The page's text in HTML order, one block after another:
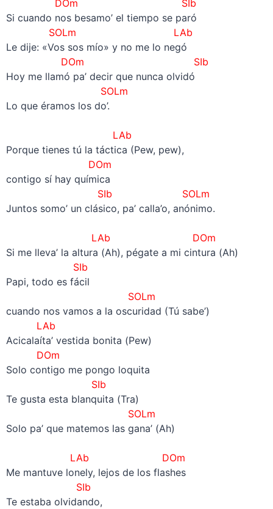
DOm SIb
Si cuando nos besamo’ el tiempo se paró
SOLm LAb
Le dije: «Vos sos mío» y no me lo negó
DOm SIb
Hoy me llamó pa’ decir que nunca olvidó
SOLm
Lo que éramos los do’.
LAb
Porque tienes tú la táctica (Pew, pew),
DOm
contigo sí hay química
SIb SOLm
Juntos somo’ un clásico, pa’ calla’o, anónimo.
LAb
DOm
Si me lleva’ la altura (Ah), pégate a mi cintura (Ah)
SIb
Papi, todo es fácil
SOLm
cuando nos vamos a la oscuridad (Tú sabe’)
LAb
Acicalaíta’ vestida bonita (Pew)
DOm
Solo contigo me pongo loquita
SIb
Te gusta esta blanquita (Tra)
SOLm
Solo pa’ que matemos las gana’ (Ah)
LAb DOm
Me mantuve lonely, lejos de los flashes
SIb
Te estaba olvidando,